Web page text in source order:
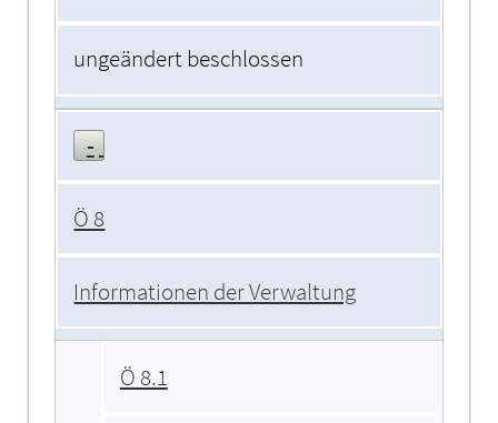
ungeändert beschlossen
Ö 8
Informationen der Verwaltung
Ö 8.1